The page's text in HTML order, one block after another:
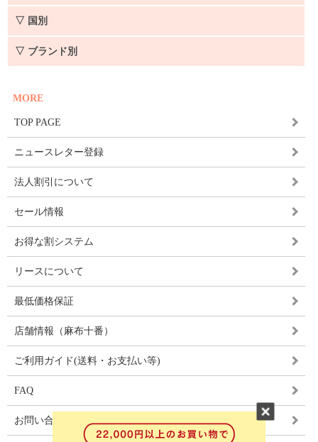
▽ 国別
▽ ブランド別
MORE
TOP PAGE
ニュースレター登録
法人割引について
セール情報
お得な割システム
リースについて
最低価格保証
店舗情報（麻布十番）
ご利用ガイド(送料・お支払い等)
FAQ
お問い合わせ